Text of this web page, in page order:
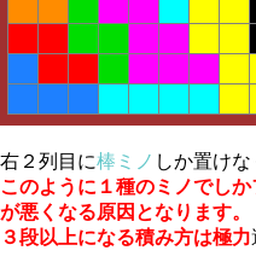
右２列目に棒ミノ しか置けな
このように１種のミノでし
が悪くなる原因となります。
３段以上になる積み方は極力